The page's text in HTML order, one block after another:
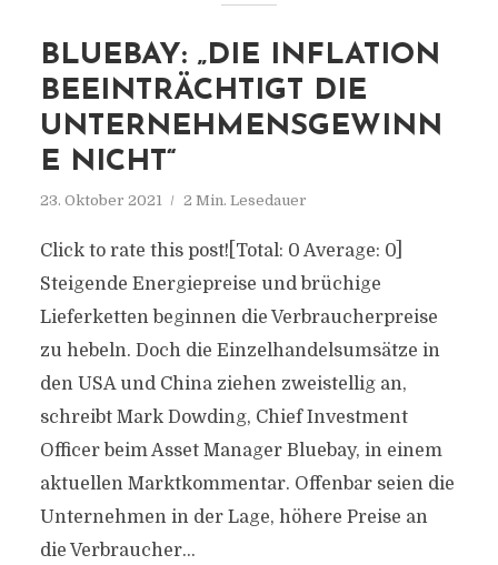
BLUEBAY: „DIE INFLATION
BEEINTRÄCHTIGT DIE
UNTERNEHMENSGEWINN
E NICHT“
23. Oktober 2021 2 Min. Lesedauer
Click to rate this post![Total: 0 Average: 0]
Steigende Energiepreise und brüchige
Lieferketten beginnen die Verbraucherpreise
zu hebeln. Doch die Einzelhandelsumsätze in
den USA und China ziehen zweistellig an,
schreibt Mark Dowding, Chief Investment
Officer beim Asset Manager Bluebay, in einem
aktuellen Marktkommentar. Offenbar seien die
Unternehmen in der Lage, höhere Preise an
die Verbraucher...